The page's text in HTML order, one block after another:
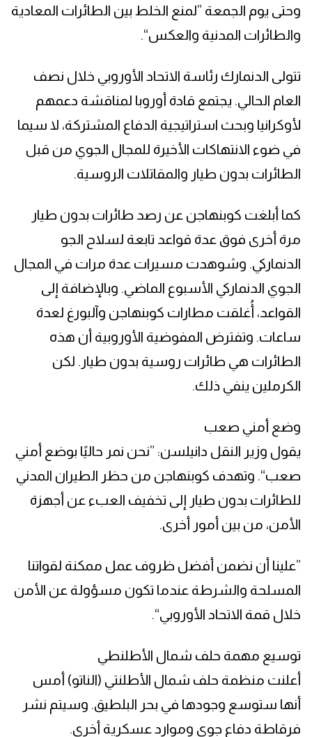
وحتى يوم الجمعة ”لمنع الخلط بين الطائرات المعادية
والطائرات المدنية والعكس“.
تتولى الدنمارك رئاسة الاتحاد الأوروبي خلال نصف
العام الحالي. يجتمع قادة أوروبا لمناقشة دعمهم
لأوكرانيا وبحث استراتيجية الدفاع المشتركة، لا سيما
في ضوء الانتهاكات الأخيرة للمجال الجوي من قبل
الطائرات بدون طيار والمقاتلات الروسية.
كما أبلغت كوبنهاجن عن رصد طائرات بدون طيار
مرة أخرى فوق عدة قواعد تابعة لسلاح الجو
الدنماركي. وشوهدت مسيرات عدة مرات في المجال
الجوي الدنماركي الأسبوع الماضي. وبالإضافة إلى
القواعد، أُغلقت مطارات كوبنهاجن وآلبورغ لعدة
ساعات. وتفترض المفوضية الأوروبية أن هذه
الطائرات هي طائرات روسية بدون طيار. لكن
الكرملين ينفي ذلك.
وضع أمني صعب
يقول وزير النقل دانيلسن: ”نحن نمر حاليًا بوضع أمني
صعب“. وتهدف كوبنهاجن من حظر الطيران المدني
للطائرات بدون طيار إلى تخفيف العبء عن أجهزة
الأمن، من بين أمور أخرى.
”علينا أن نضمن أفضل ظروف عمل ممكنة لقواتنا
المسلحة والشرطة عندما تكون مسؤولة عن الأمن
خلال قمة الاتحاد الأوروبي“.
توسيع مهمة حلف شمال الأطلنطي
أعلنت منظمة حلف شمال الأطلنتي (الناتو) أمس
أنها ستوسع وجودها في بحر البلطيق. وسيتم نشر
فرقاطة دفاع جوي وموارد عسكرية أخرى.